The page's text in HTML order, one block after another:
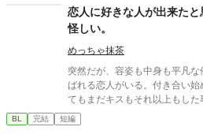
らなくても、それでいい。 こ
だ少年の、小さな恋と優しい日常の物語。 他サ
おります。
恋人に好きな人が出来た
怪しい。
めっちゃ抹茶
突然だが、容姿も中身も平凡
ばれる恋人がいる。付き合い
てもまだキスもそれ以上もし
は優しいけど意地悪で、いつ
けどそれだけだ。この前、喧嘩
BL 完結 短編